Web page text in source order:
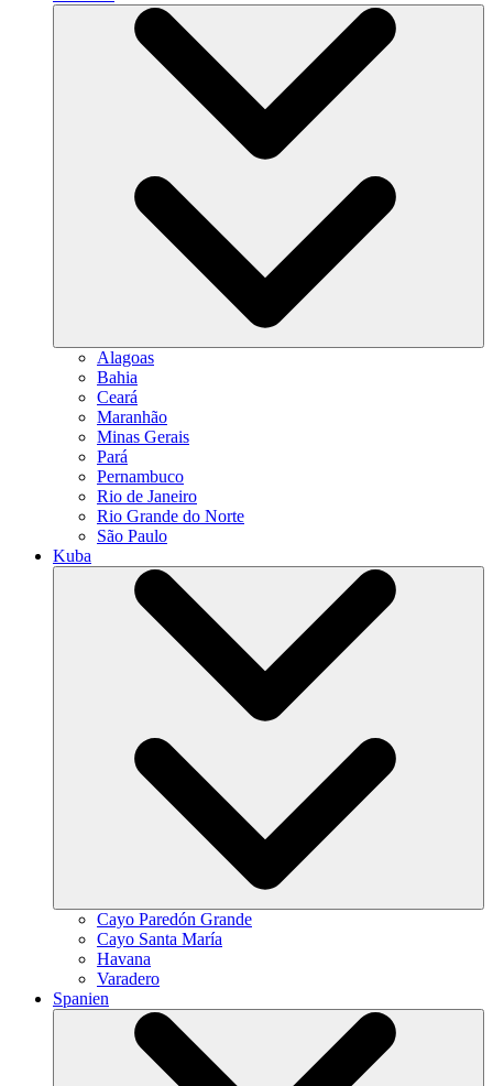
Alagoas
Bahia
Ceará
Maranhão
Minas Gerais
Pará
Pernambuco
Rio de Janeiro
Rio Grande do Norte
São Paulo
Kuba
Cayo Paredón Grande
Cayo Santa María
Havana
Varadero
Spanien